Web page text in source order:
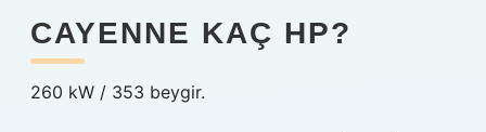
CAYENNE KAÇ HP?
260 kW / 353 beygir.